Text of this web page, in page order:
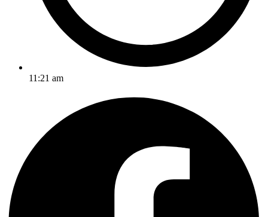
11:21 am